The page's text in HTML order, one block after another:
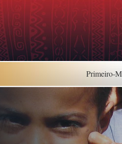
Primeiro-